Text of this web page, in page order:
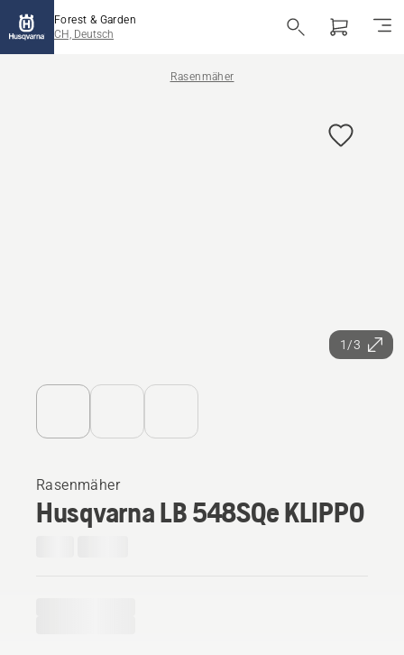
Forest & Garden
CH, Deutsch
Rasenmäher
1/3
Rasenmäher
Husqvarna LB 548SQe KLIPPO